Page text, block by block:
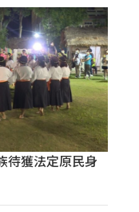
待獲法定原民身